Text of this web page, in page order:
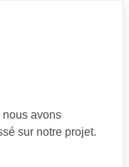
nous avons
sur notre projet.